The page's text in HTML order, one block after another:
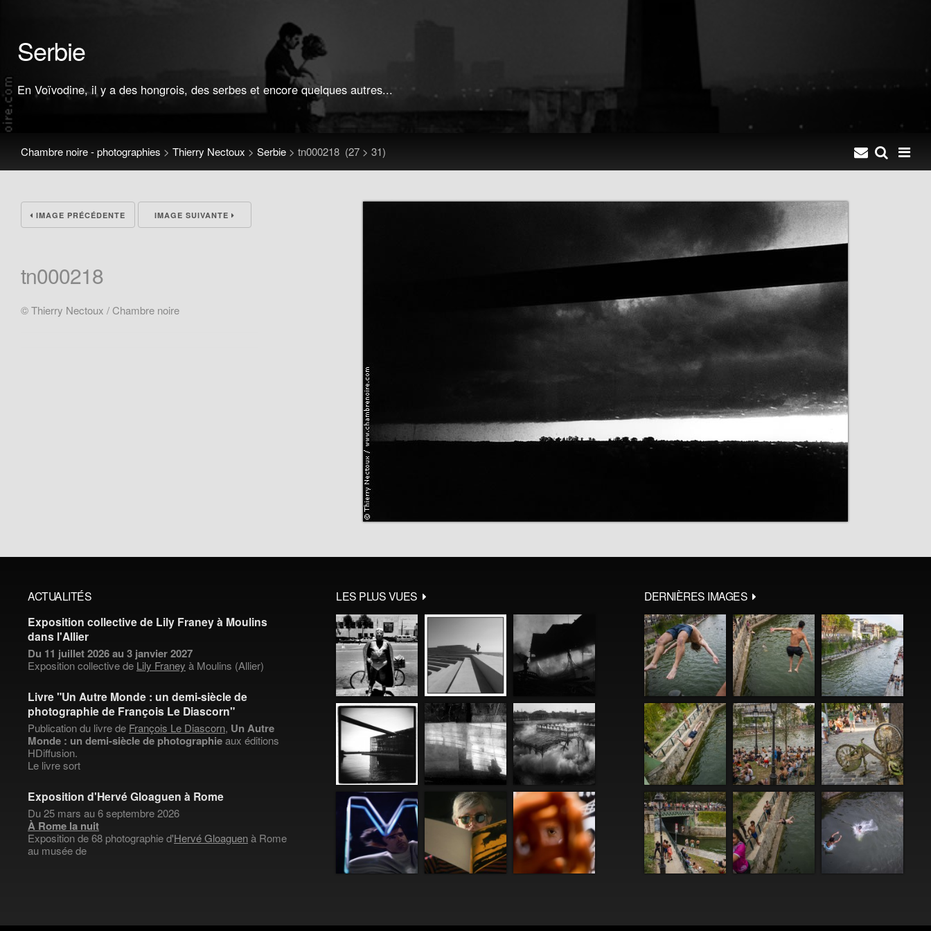
Serbie
En Voïvodine, il y a des hongrois, des serbes et encore quelques autres...
Chambre noire - photographies > Thierry Nectoux > Serbie > tn000218 (27 > 31)
IMAGE PRÉCÉDENTE IMAGE SUIVANTE
tn000218
© Thierry Nectoux / Chambre noire
ACTUALITÉS
Exposition collective de Lily Franey à Moulins
dans l'Allier
Du 11 juillet 2026 au 3 janvier 2027
Exposition collective de Lily Franey à Moulins (Allier)
Livre "Un Autre Monde : un demi-siècle de
photographie de François Le Diascorn"
Publication du livre de François Le Diascorn, Un Autre
Monde : un demi-siècle de photographieaux éditions
HDiffusion.
Le livre sort
Exposition d'Hervé Gloaguen à Rome
Du 25 mars au 6 septembre 2026
À Rome la nuit
Exposition de 68 photographie d'Hervé Gloaguenà Rome
au musée de
LES PLUS VUES DERNIÈRES IMAGES